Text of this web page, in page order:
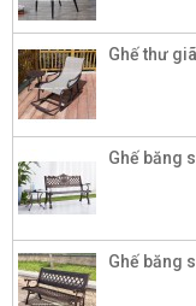
Ghế thư
Ghế băng
Ghế băng